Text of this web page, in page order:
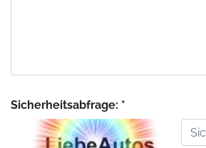
Sicherheitsabfrage: *